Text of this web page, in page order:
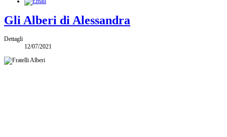
Gli Alberi di Alessandra
Dettagli
12/07/2021